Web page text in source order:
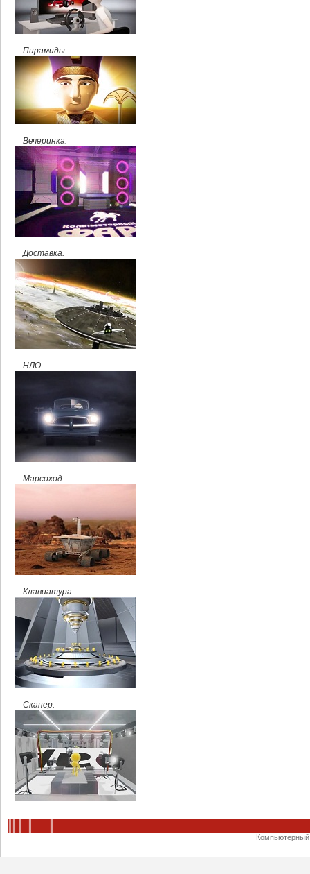
Пирамиды.
Вечеринка.
Доставка.
НЛО.
Марсоход.
Клавиатура.
Сканер.
Компьютерный